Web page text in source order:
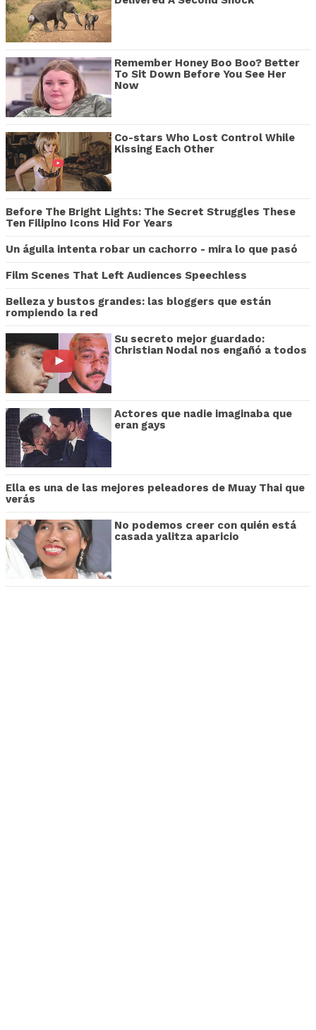
Remember Honey Boo Boo? Better
To Sit Down Before You See Her
Now
Co-stars Who Lost Control While
Kissing Each Other
Before The Bright Lights: The Secret Struggles These
Ten Filipino Icons Hid For Years
Un águila intenta robar un cachorro - mira lo que pasó
Film Scenes That Left Audiences Speechless
Belleza y bustos grandes: las bloggers que están
rompiendo la red
Su secreto mejor guardado:
Christian Nodal nos engañó a todos
Actores que nadie imaginaba que
eran gays
Ella es una de las mejores peleadores de Muay Thai que
verás
No podemos creer con quién está
casada yalitza aparicio